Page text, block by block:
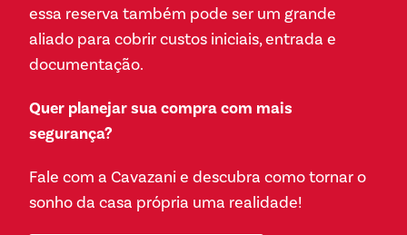
essa reserva também pode ser um grande
aliado para cobrir custos iniciais, entrada e
documentação.
Quer planejar sua compra com mais
segurança?
Fale com a Cavazani e descubra como tornar o
sonho da casa própria uma realidade!